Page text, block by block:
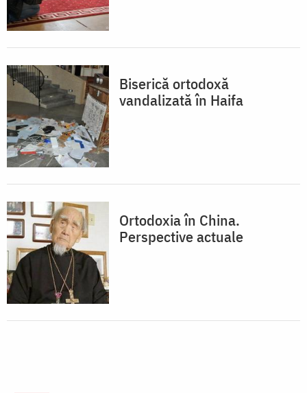
Biserică ortodoxă
vandalizată în Haifa
Ortodoxia în China.
Perspective actuale